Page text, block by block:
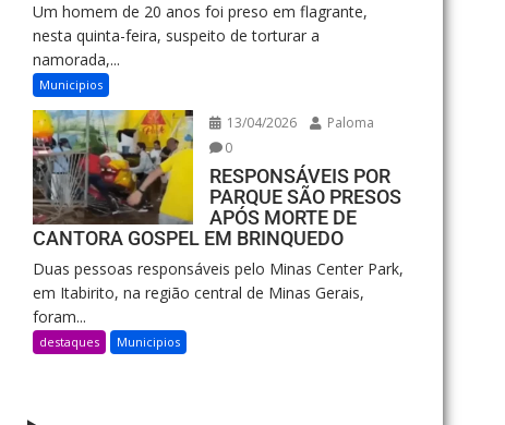
Um homem de 20 anos foi preso em flagrante,
nesta quinta-feira, suspeito de torturar a
namorada,...
Municipios
13/04/2026
Paloma
0
RESPONSÁVEIS POR
PARQUE SÃO PRESOS
APÓS MORTE DE
CANTORA GOSPEL EM BRINQUEDO
Duas pessoas responsáveis pelo Minas Center Park,
em Itabirito, na região central de Minas Gerais,
foram...
destaques Municipios